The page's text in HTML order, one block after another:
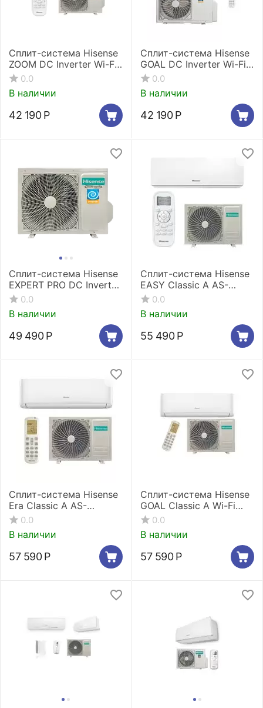
Сплит-система Hisense
ZOOM DC Inverter Wi-Fi
AS-13UW4RYRKB04
0.0
В наличии
42 190 Р
Сплит-система Hisense
GOAL DC Inverter Wi-Fi
AS-13UW4RYRCA04
0.0
В наличии
42 190 Р
Сплит-система Hisense
EXPERT PRO DC Inverter
Wi-Fi AS-
13UW4RYDTV03
0.0
В наличии
49 490 Р
Сплит-система Hisense
EASY Classic A AS-
18HR4RMADJ00
0.0
В наличии
55 490 Р
Сплит-система Hisense
Era Classic A AS-
18HR4RMSKC00
0.0
В наличии
57 590 Р
Сплит-система Hisense
GOAL Classic A Wi-Fi
AS-18HW4RMSCA00
0.0
В наличии
57 590 Р